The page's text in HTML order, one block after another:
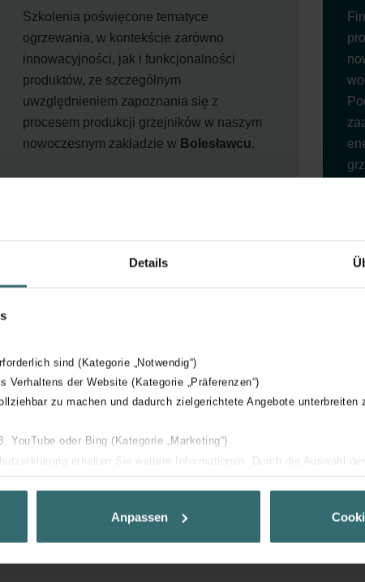
Details
sind (Kategorie „Notwendig“)
Verhaltens der Website (Kategorie „Präferenzen“)
zu machen und dadurch zielgerichtete Angebote unterbreiten
YouTube oder Bing (Kategorie „Marketing“)
erhalten Sie weitere Informationen. Durch die Auswahl
bestmögliche Nutzererfahrung zu ermöglichen und Ihnen
zu stellen. Alle Einwilligungen können Sie selbstverständlich
Anpassen
Szkolenia poświęcone tematyce
ogrzewania, w kontekście zarówno
innowacyjności, jak i funkcjonalności
produktów, ze szczególnym
uwzględnieniem zapoznania się z
procesem produkcji grzejników w naszym
nowoczesnym zakładzie w Bolesławcu.
Spotkania skierowane są do architektów
📍